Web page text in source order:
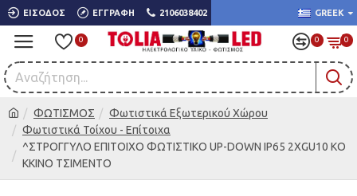
ΕΊΣΟΔΟΣ ΕΓΓΡΑΦΉ 2106038402 GREEK
0 0 0
ΦΩΤΙΣΜΟΣ
Φωτιστικά Εξωτερικού Χώρου
Φωτιστικά Τοίχου - Επίτοιχα
^ΣΤΡΟΓΓΥΛΟ ΕΠΙΤΟΙΧΟ ΦΩΤΙΣΤΙΚΟ UP-DOWN IP65 2XGU10 ΚΟ
ΚΚΙΝΟ ΤΣΙΜΕΝΤΟ